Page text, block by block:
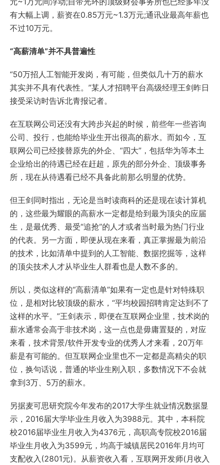
有大幅上调，薪资在0.85万元~1.3万元;通讯业最高年薪也
不过10万元。
“高薪清单”并不具普遍性
“50万招人工智能开发岗，有可能，但类似几十万的薪水
其实并不具有代表性。”某人才招聘平台高级经理王剑昨日
接受采访时告诉北青报记者。
在互联网公司还没有大跨步兴起的时候，前些年一些咨询
公司、投行，也能给毕业生开出很高的薪水。而如今，互
联网公司已经接替原先的外企、“四大”，包括华为等本土
企业给出的待遇已经在赶超，原先的部分外企、顶级事务
所，现在从待遇看已经不具备此前那么明显的优势。
但王剑同时指出，无论是当时读商科的还是现在读计算机
的，这些最为耀眼的高薪水一定都是给到最为顶尖的应届
生，是最优秀、最受“追抢”的人才或者当时最为热门行业
的代表。另一方面，即便从现在来看，真正掌握最为前沿
的技术，比如清单中提到的人工智能、数据挖掘等，这样
的顶尖技术人才从毕业生人群看也是人数不多的。
所以，类似这样的“高薪清单”如果有一定也是针对特殊职
位，是相对比较顶级的薪水，“平均校园招聘肯定达到不了
这样的水平。”王剑表示，即便在互联网企业里，技术岗的
薪水通常会高于非技术岗，这一点也是毋庸置疑的，对应
来看，技术背景/软件开发专业的优秀人才来看，20万年
薪是有可能的。但互联网企业里也不一定都是高精尖的职
位，换句话说，普通的毕业生刚入职，多数情况下不会就
拿到3万、5万的薪水。
另据麦可思研究院今年发布的2017大学生就业情况数据显
示，2016届大学毕业生月收入为3988元。其中，本科院
校2016届毕业生月收入为4376元，高职高专院校2016届
毕业生月收入为3599元，均高于城镇居民2016年月均可
支配收入(2801元)。从薪资收入看，互联网开发师(月收入